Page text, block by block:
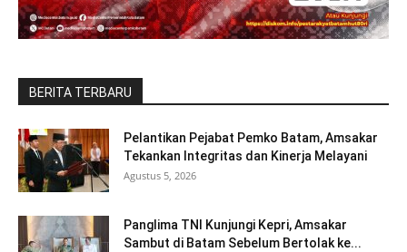
BERITA TERBARU
Pelantikan Pejabat Pemko Batam, Amsakar
Tekankan Integritas dan Kinerja Melayani
Agustus 5, 2026
Panglima TNI Kunjungi Kepri, Amsakar
Sambut di Batam Sebelum Bertolak ke...